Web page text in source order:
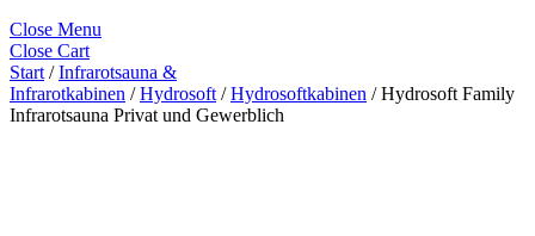
Close Menu
Close Cart
Start /Infrarotsauna &
Infrarotkabinen /Hydrosoft /Hydrosoftkabinen / Hydrosoft Family
Infrarotsauna Privat und Gewerblich